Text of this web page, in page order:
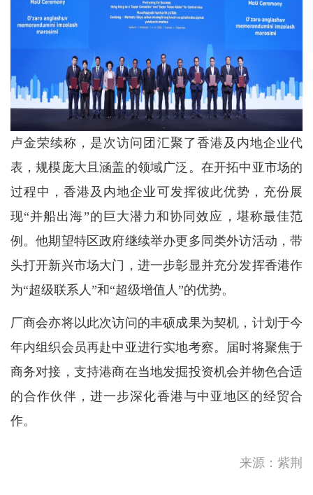
卢金荣续称，是次访问团汇聚了香港及内地企业代
表，规模庞大且涵盖的领域广泛。在开拓中亚市场的
过程中，香港及内地企业可发挥彼此优势，充份展
现“并船出海”的巨大潜力和协同效应，堪称最佳范
例。他期望特区政府继续举办更多同类外访活动，带
头打开新兴市场大门，进一步彰显并充分发挥香港作
为“超级联系人”和“超级增值人”的优势。
厂商会亦将以此次访问的丰硕成果为契机，计划于今
年内组织会员再赴中亚进行实地考察。届时将聚焦于
商务对接，支持港商在当地发掘投资机会并物色合适
的合作伙伴，进一步深化香港与中亚地区的经贸合
作。
来源：紫荆